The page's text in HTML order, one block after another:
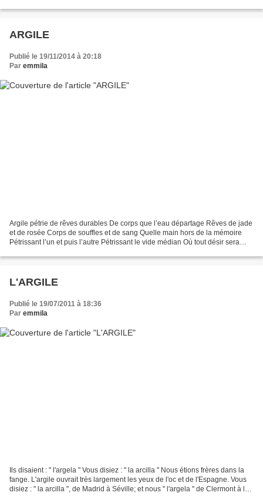
ARGILE
Publié le 19/11/2014 à 20:18
Par emmila
Argile pétrie de rêves durables De corps que l’eau départage Rêves de jade
et de rosée Corps de souffles et de sang Quelle main hors de la mémoire
Pétrissant l’un et puis l’autre Pétrissant le vide médian Où tout désir sera
L'ARGILE
Publié le 19/07/2011 à 18:36
Par emmila
Ils disaient : " l'argela " Vous disiez : " la arcilla " Nous étions frères dans la
fange. L'argile ouvrait très largement les yeux de l'oc et de l'Espagne. Vous
disiez : " la arcilla ", de Madrid à Séville; et nous " l'argela " de Clermont à la